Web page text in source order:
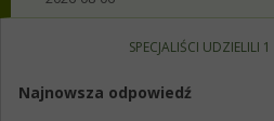
SPECJALIŚCI UDZIELILI 1
Najnowsza odpowiedź